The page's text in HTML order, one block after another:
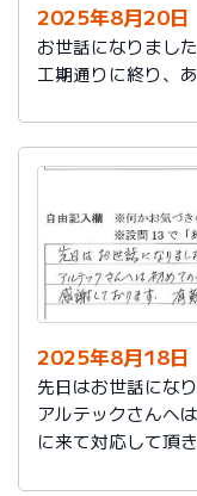
2025年8月20日
お世話になりました
工期通りに終り、
2025年8月18日
先日はお世話になり
アルテックさんへ
に来て対応して頂